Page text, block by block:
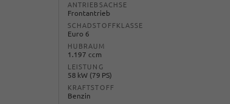
ANTRIEBSACHSE
Frontantrieb
SCHADSTOFFKLASSE
Euro 6
HUBRAUM
1.197 ccm
LEISTUNG
58 kW (79 PS)
KRAFTSTOFF
Benzin